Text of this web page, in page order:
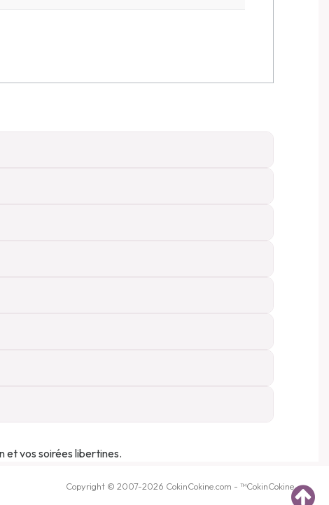
et vos soirées libertines.
Copyright © 2007-2026 CokinCokine.com - ™CokinCokine